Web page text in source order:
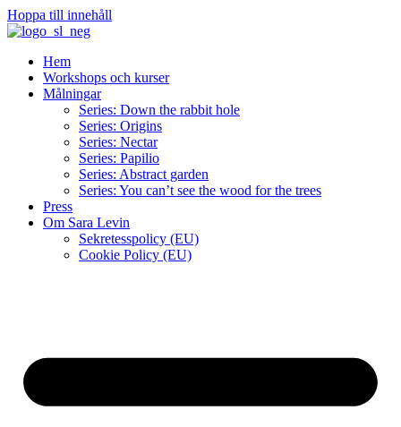
Hoppa till innehåll
Hem
Workshops och kurser
Målningar
Series: Down the rabbit hole
Series: Origins
Series: Nectar
Series: Papilio
Series: Abstract garden
Series: You can’t see the wood for the trees
Press
Om Sara Levin
Sekretesspolicy (EU)
Cookie Policy (EU)